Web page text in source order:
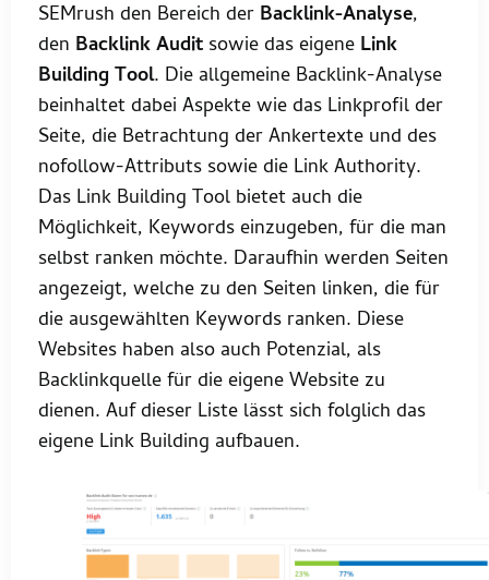
SEMrush den Bereich der Backlink-Analyse,
den Backlink Audit sowie das eigene Link
Building Tool. Die allgemeine Backlink-Analyse
beinhaltet dabei Aspekte wie das Linkprofil der
Seite, die Betrachtung der Ankertexte und des
nofollow-Attributs sowie die Link Authority.
Das Link Building Tool bietet auch die
Möglichkeit, Keywords einzugeben, für die man
selbst ranken möchte. Daraufhin werden Seiten
angezeigt, welche zu den Seiten linken, die für
die ausgewählten Keywords ranken. Diese
Websites haben also auch Potenzial, als
Backlinkquelle für die eigene Website zu
dienen. Auf dieser Liste lässt sich folglich das
eigene Link Building aufbauen.